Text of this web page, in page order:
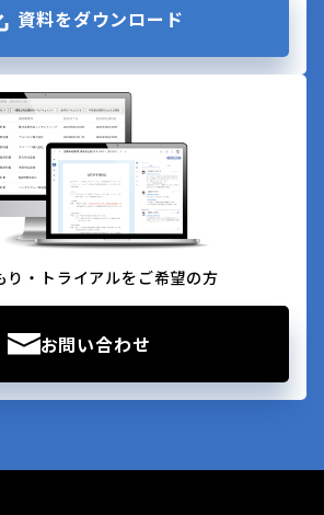
資料をダウンロード
り・トライアルをご希望の方
お問い合わせ